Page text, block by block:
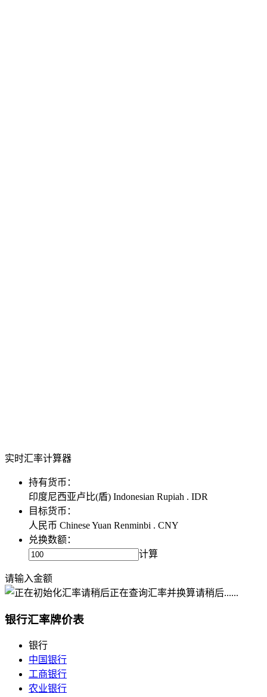
实时汇率计算器
持有货币：
印度尼西亚卢比(盾) Indonesian Rupiah . IDR
目标货币：
人民币 Chinese Yuan Renminbi . CNY
兑换数额：
计算
请输入金额
正在查询汇率并换算请稍后......
银行汇率牌价表
银行
中国银行
工商银行
农业银行